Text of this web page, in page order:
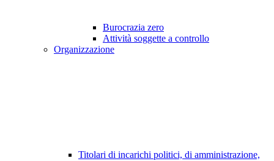
Burocrazia zero
Attività soggette a controllo
Organizzazione
Titolari di incarichi politici, di amministrazione,